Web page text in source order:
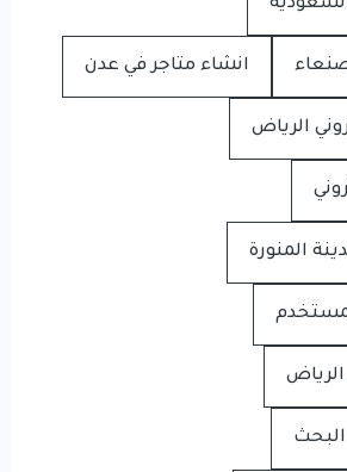
انشاء متاجر في عدن
الرياض
المنورة